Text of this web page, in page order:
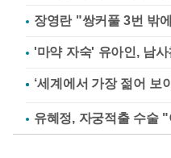
장영란 "쌍커풀 3번 밖
'마약 자숙' 유아인, 남
유혜정, 자궁적출 수술